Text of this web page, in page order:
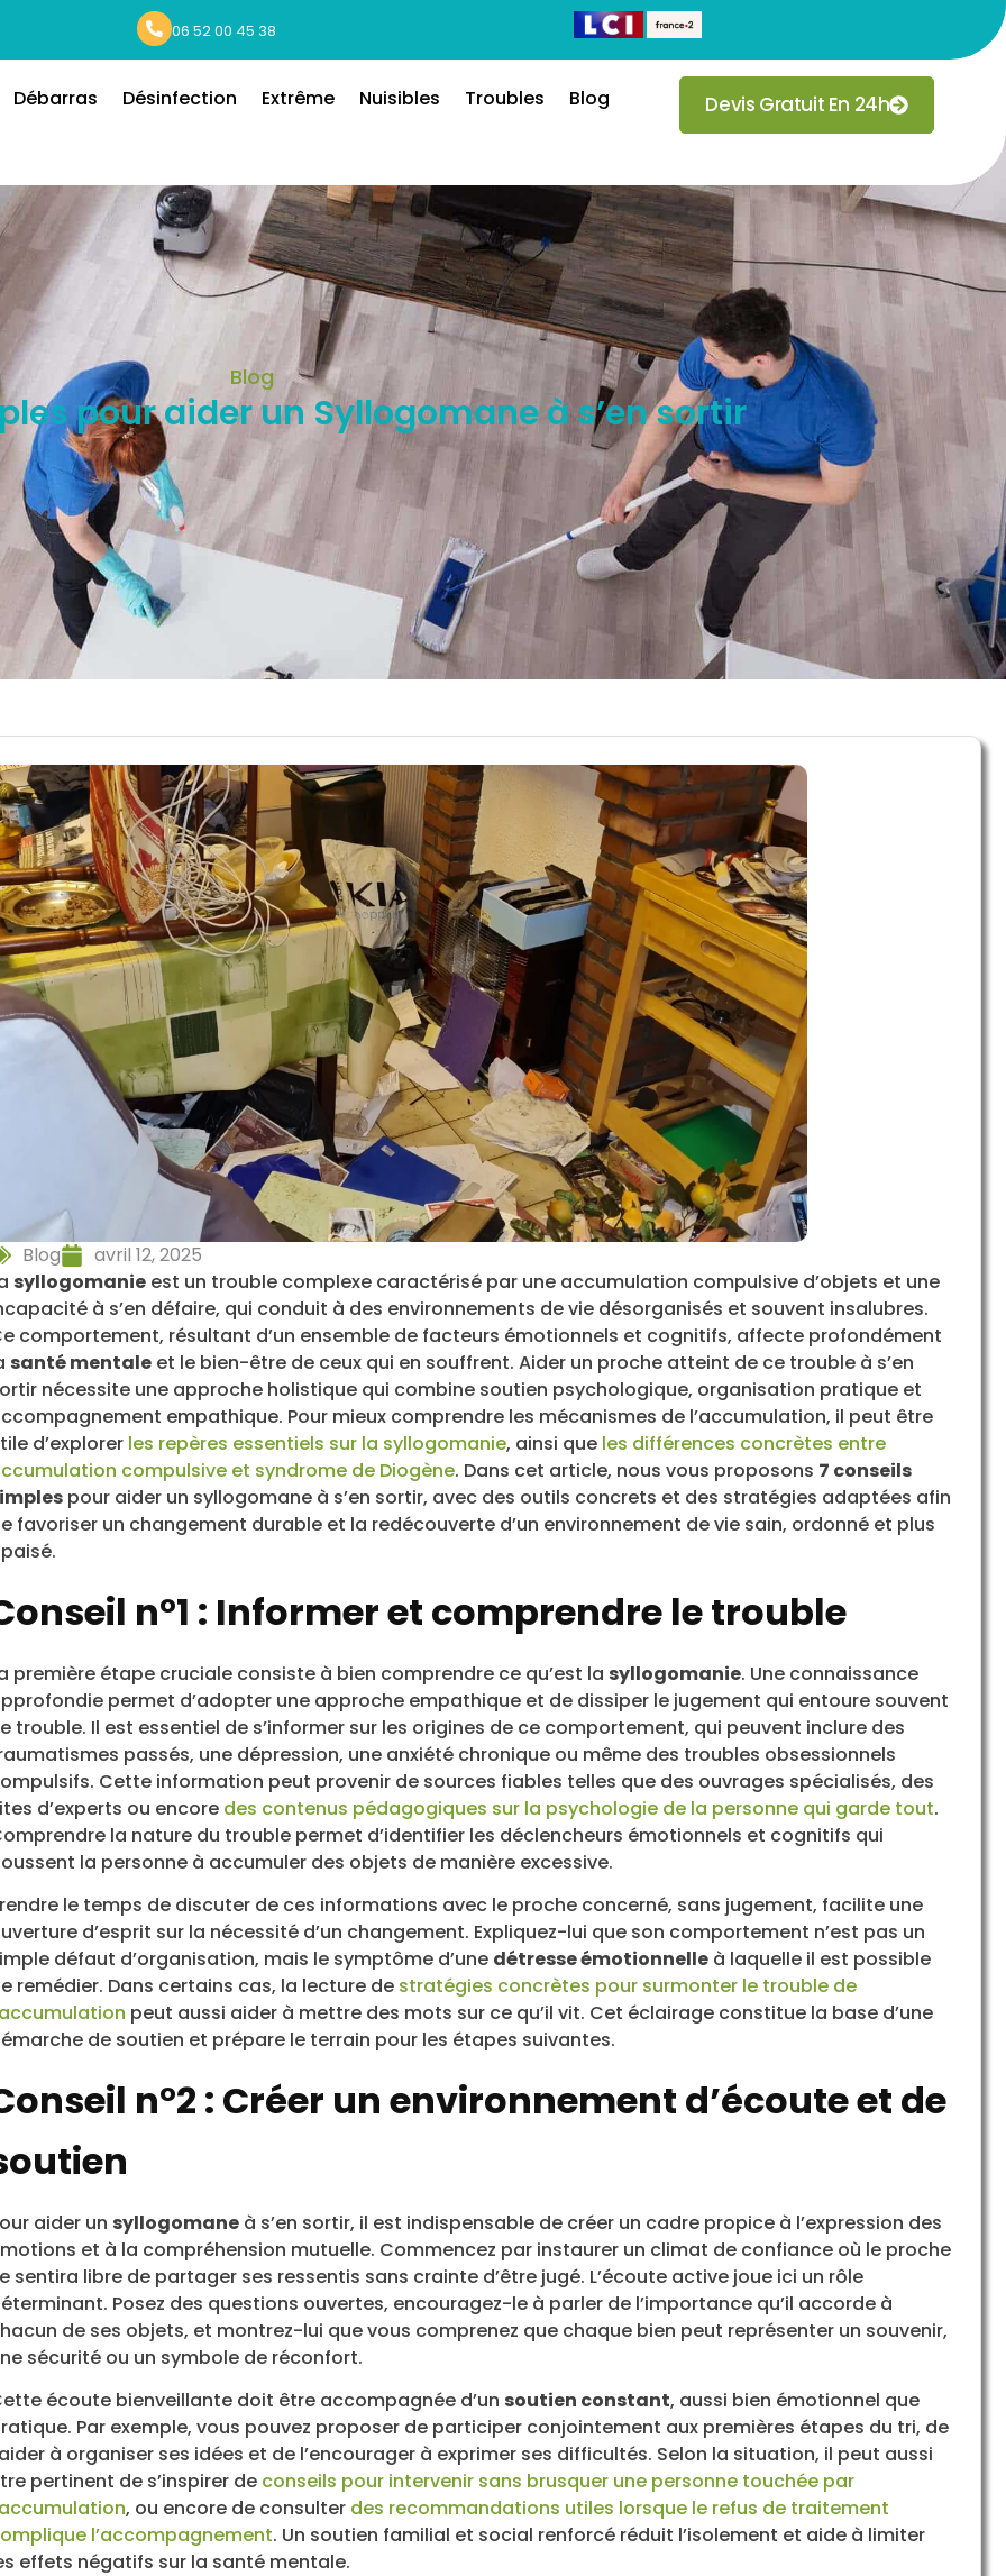
06 52 00 45 38
Débarras Désinfection Extrême Nuisibles Troubles Blog Devis Gratuit En 24h
Blog
pour aider un Syllogomane à s’en sortir
Blog
avril 12, 2025
syllogomanie est un trouble complexe caractérisé par une accumulation compulsive d’objets et une
à s’en défaire, qui conduit à des environnements de vie désorganisés et souvent insalubres.
comportement, résultant d’un ensemble de facteurs émotionnels et cognitifs, affecte profondément
santé mentale et le bien-être de ceux qui en souffrent. Aider un proche atteint de ce trouble à s’en
nécessite une approche holistique qui combine soutien psychologique, organisation pratique et
empathique. Pour mieux comprendre les mécanismes de l’accumulation, il peut être
d’explorer les repères essentiels sur la syllogomanie, ainsi que les différences concrètes entre
compulsive et syndrome de Diogène. Dans cet article, nous vous proposons 7 conseils
pour aider un syllogomane à s’en sortir, avec des outils concrets et des stratégies adaptées afin
favoriser un changement durable et la redécouverte d’un environnement de vie sain, ordonné et plus
n°1 : Informer et comprendre le trouble
première étape cruciale consiste à bien comprendre ce qu’est la syllogomanie. Une connaissance
permet d’adopter une approche empathique et de dissiper le jugement qui entoure souvent
trouble. Il est essentiel de s’informer sur les origines de ce comportement, qui peuvent inclure des
passés, une dépression, une anxiété chronique ou même des troubles obsessionnels
Cette information peut provenir de sources fiables telles que des ouvrages spécialisés, des
d’experts ou encore des contenus pédagogiques sur la psychologie de la personne qui garde tout.
la nature du trouble permet d’identifier les déclencheurs émotionnels et cognitifs qui
la personne à accumuler des objets de manière excessive.
le temps de discuter de ces informations avec le proche concerné, sans jugement, facilite une
d’esprit sur la nécessité d’un changement. Expliquez-lui que son comportement n’est pas un
défaut d’organisation, mais le symptôme d’une détresse émotionnelle à laquelle il est possible
remédier. Dans certains cas, la lecture de stratégies concrètes pour surmonter le trouble de
peut aussi aider à mettre des mots sur ce qu’il vit. Cet éclairage constitue la base d’une
de soutien et prépare le terrain pour les étapes suivantes.
n°2 : Créer un environnement d’écoute et de
aider un syllogomane à s’en sortir, il est indispensable de créer un cadre propice à l’expression des
et à la compréhension mutuelle. Commencez par instaurer un climat de confiance où le proche
sentira libre de partager ses ressentis sans crainte d’être jugé. L’écoute active joue ici un rôle
Posez des questions ouvertes, encouragez-le à parler de l’importance qu’il accorde à
de ses objets, et montrez-lui que vous comprenez que chaque bien peut représenter un souvenir,
sécurité ou un symbole de réconfort.
écoute bienveillante doit être accompagnée d’un soutien constant, aussi bien émotionnel que
Par exemple, vous pouvez proposer de participer conjointement aux premières étapes du tri, de
à organiser ses idées et de l’encourager à exprimer ses difficultés. Selon la situation, il peut aussi
pertinent de s’inspirer de conseils pour intervenir sans brusquer une personne touchée par
, ou encore de consulter des recommandations utiles lorsque le refus de traitement
l’accompagnement. Un soutien familial et social renforcé réduit l’isolement et aide à limiter
effets négatifs sur la santé mentale.